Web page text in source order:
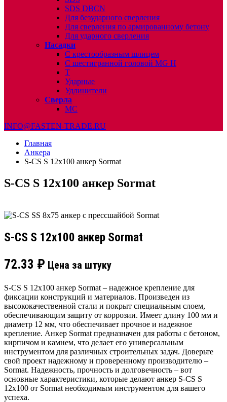
SDS DBCN
Для безударного сверления
Для сверления по армированному бетону
Для ударного сверления
Насадки
С крестообразным шлицем
С шестигранной головой MG H
T
Ударные
Удлинители
Сверла
МС
INFO@FASTEN-TRADE.RU
Главная
Анкера
S-CS S 12х100 анкер Sormat
S-CS S 12х100 анкер Sormat
S-CS S 12х100 анкер Sormat
72.33 ₽ Цена за штуку
S-CS S 12х100 анкер Sormat – надежное крепление для
фиксации конструкций и материалов. Произведен из
высококачественной стали и покрыт специальным слоем,
обеспечивающим защиту от коррозии. Имеет длину 100 мм и
диаметр 12 мм, что обеспечивает прочное и надежное
крепление. Анкер Sormat предназначен для работы с бетоном,
кирпичом и камнем, что делает его универсальным
инструментом для различных строительных задач. Доверьте
свой проект надежному и проверенному производителю –
Sormat. Надежность, прочность и долговечность – вот
основные характеристики, которые делают анкер S-CS S
12х100 от Sormat необходимым инструментом для вашего
успеха.